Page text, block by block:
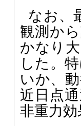
なお、
観測か
かなり
した。
いか、
近日点
非重力